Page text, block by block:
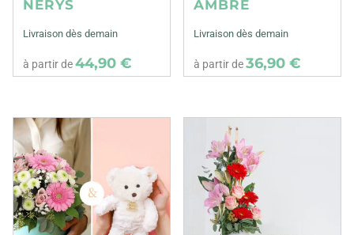
NERYS
Livraison dès demain
à partir de44,90 €
AMBRE
Livraison dès demain
à partir de36,90 €